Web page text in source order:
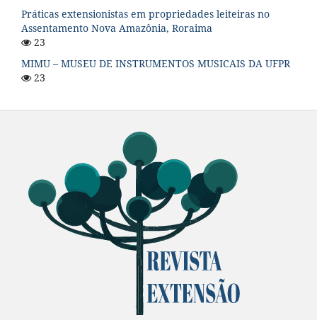
Práticas extensionistas em propriedades leiteiras no
Assentamento Nova Amazônia, Roraima
23
MIMU – MUSEU DE INSTRUMENTOS MUSICAIS DA UFPR
23